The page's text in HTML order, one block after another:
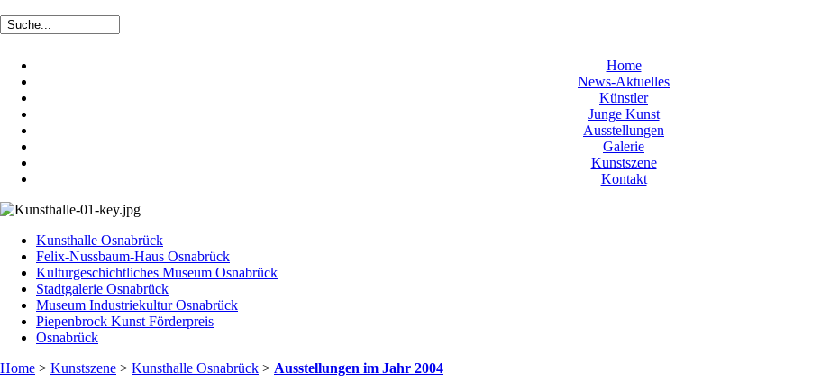
Home
News-Aktuelles
Künstler
Junge Kunst
Ausstellungen
Galerie
Kunstszene
Kontakt
Kunsthalle Osnabrück
Felix-Nussbaum-Haus Osnabrück
Kulturgeschichtliches Museum Osnabrück
Stadtgalerie Osnabrück
Museum Industriekultur Osnabrück
Piepenbrock Kunst Förderpreis
Osnabrück
Home > Kunstszene > Kunsthalle Osnabrück > Ausstellungen im Jahr 2004